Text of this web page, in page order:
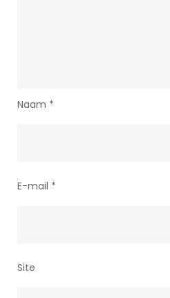
Naam *
E-mail *
Site